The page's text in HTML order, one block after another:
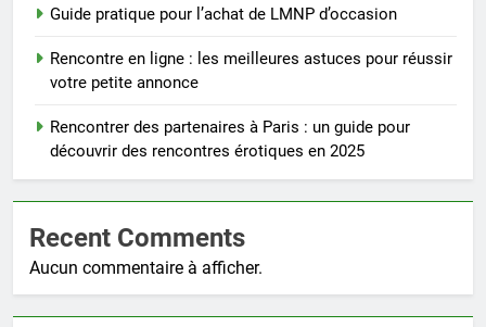
Guide pratique pour l’achat de LMNP d’occasion
Rencontre en ligne : les meilleures astuces pour réussir
votre petite annonce
Rencontrer des partenaires à Paris : un guide pour
découvrir des rencontres érotiques en 2025
Recent Comments
Aucun commentaire à afficher.